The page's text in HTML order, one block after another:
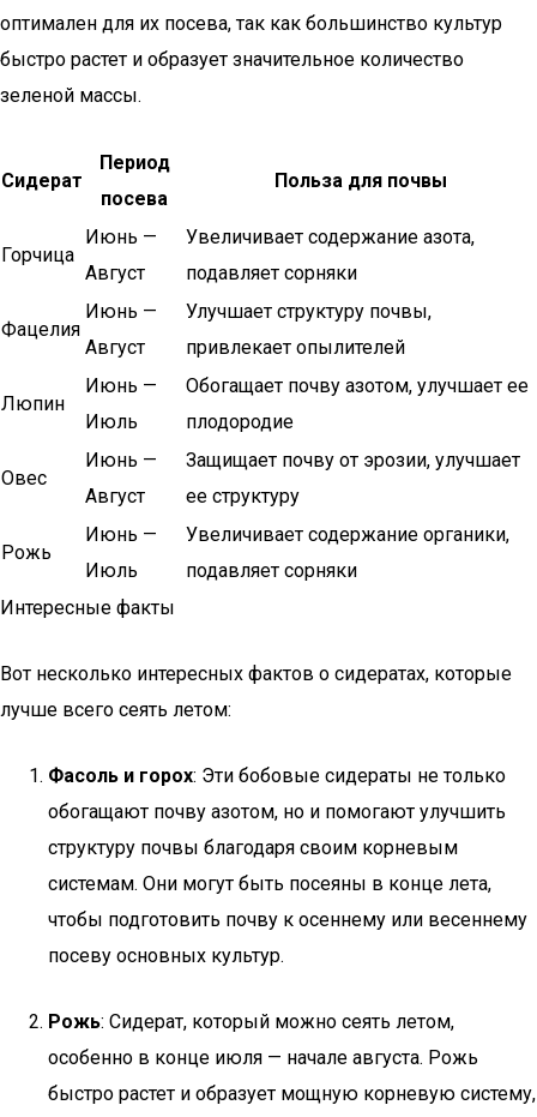
оптимален для их посева, так как большинство культур
быстро растет и образует значительное количество
зеленой массы.
Сидерат
Период
посева
Польза для почвы
Горчица
Июнь —
Август
Увеличивает содержание азота,
подавляет сорняки
Фацелия
Июнь —
Август
Улучшает структуру почвы,
привлекает опылителей
Люпин
Июнь —
Июль
Обогащает почву азотом, улучшает ее
плодородие
Овес
Июнь —
Август
Защищает почву от эрозии, улучшает
ее структуру
Рожь
Июнь —
Июль
Увеличивает содержание органики,
подавляет сорняки
Интересные факты
Вот несколько интересных фактов о сидератах, которые
лучше всего сеять летом:
Фасоль и горох: Эти бобовые сидераты не только
обогащают почву азотом, но и помогают улучшить
структуру почвы благодаря своим корневым
системам. Они могут быть посеяны в конце лета,
чтобы подготовить почву к осеннему или весеннему
посеву основных культур.
Рожь: Сидерат, который можно сеять летом,
особенно в конце июля — начале августа. Рожь
быстро растет и образует мощную корневую систему,